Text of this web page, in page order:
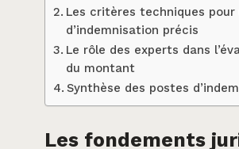
Les critères techniques pour
d’indemnisation précis
Le rôle des experts dans
du montant
Synthèse des postes
Les fondements